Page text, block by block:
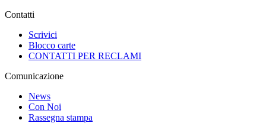
Contatti
Scrivici
Blocco carte
CONTATTI PER RECLAMI
Comunicazione
News
Con Noi
Rassegna stampa